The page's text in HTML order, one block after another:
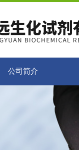
公司简介